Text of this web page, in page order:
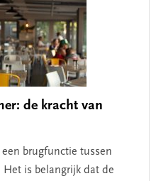
de kracht van
brugfunctie tussen
is belangrijk dat de